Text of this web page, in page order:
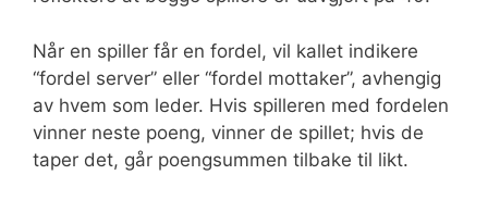
Når en spiller får en fordel, vil kallet indikere
“fordel server” eller “fordel mottaker”, avhengig
av hvem som leder. Hvis spilleren med fordelen
vinner neste poeng, vinner de spillet; hvis de
taper det, går poengsummen tilbake til likt.